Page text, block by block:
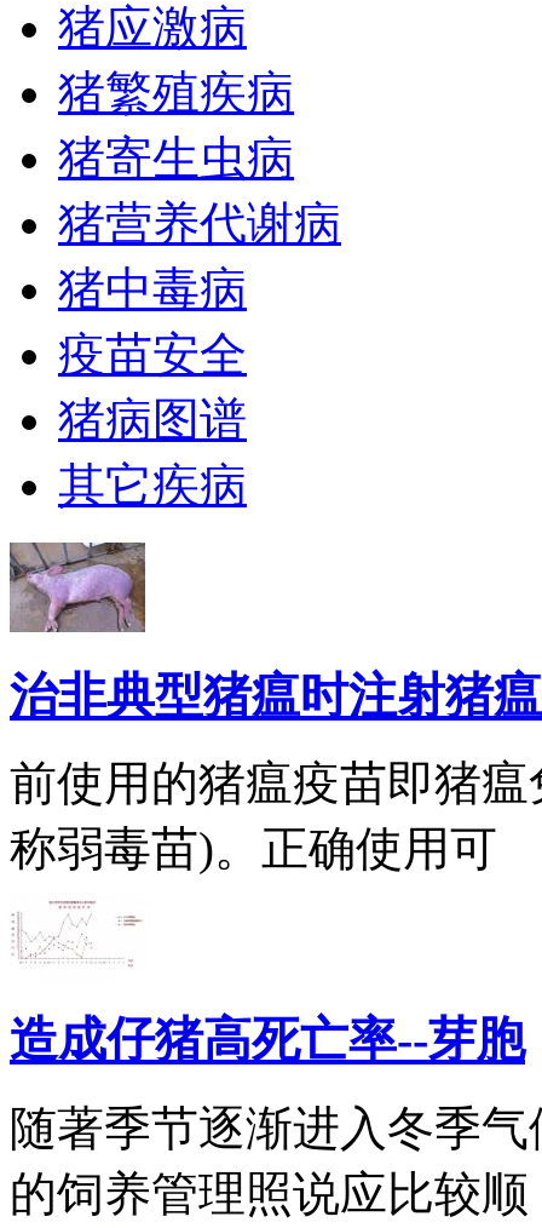
猪应激病
猪繁殖疾病
猪寄生虫病
猪营养代谢病
猪中毒病
疫苗安全
猪病图谱
其它疾病
治非典型猪瘟时注射猪
前使用的猪瘟疫苗即猪
称弱毒苗)。正确使用可
造成仔猪高死亡率--芽胞
随著季节逐渐进入冬季
的饲养管理照说应比较顺